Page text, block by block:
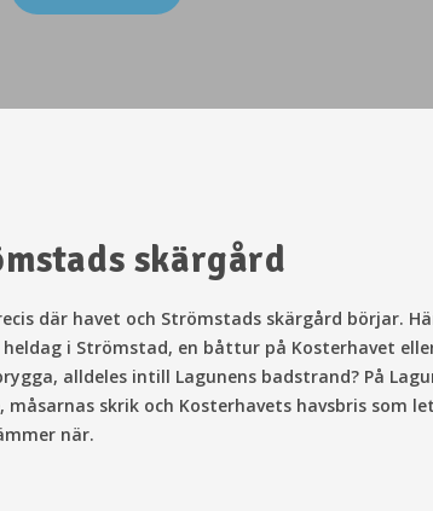
skärgård
där havet och Strömstads skärgård börjar.
i Strömstad, en båttur på Kosterhavet
alldeles intill Lagunens badstrand? På
måsarnas skrik och Kosterhavets havsbris som
när.